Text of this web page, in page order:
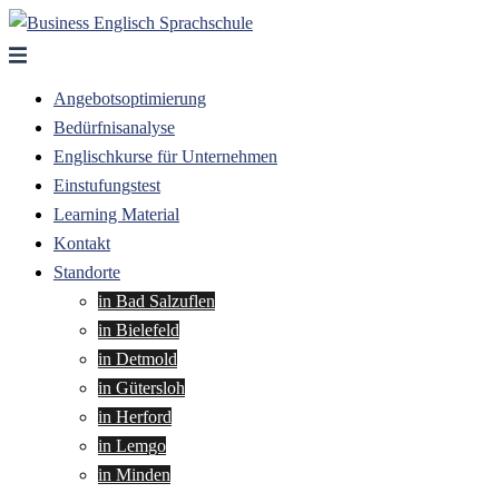
Zum
Inhalt
Angebotsoptimierung
Bedürfnisanalyse
Englischkurse für Unternehmen
Einstufungstest
Learning Material
Kontakt
Standorte
in Bad Salzuflen
in Bielefeld
in Detmold
in Gütersloh
in Herford
in Lemgo
in Minden